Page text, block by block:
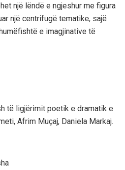
një lëndë e ngjeshur me figura
një centrifugë tematike, sajë
e imagjinative të
të ligjërimit poetik e dramatik e
Afrim Muçaj, Daniela Markaj.